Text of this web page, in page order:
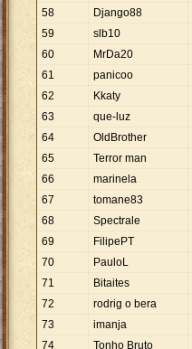
58
Django88
59
slb10
60
MrDa20
61
panicoo
62
Kkaty
63
que-luz
64
OldBrother
65
Terror man
66
marinela
67
tomane83
68
Spectrale
69
FilipePT
70
PauloL
71
Bitaites
72
rodrig o bera
73
imanja
74
Tonho Bruto